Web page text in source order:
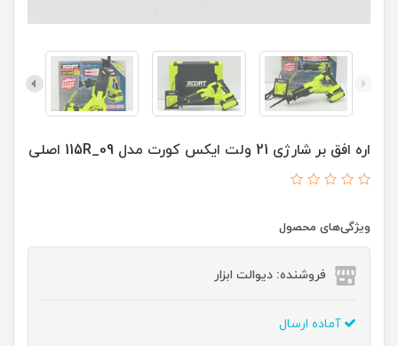
اره افق بر شارژی 21 ولت ایکس کورت مدل 09_115R اصلی
ویژگی‌های محصول
فروشنده: دیوالت ابزار
آماده ارسال